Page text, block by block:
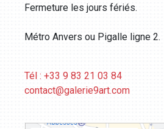
Fermeture les jours fériés.
Métro Anvers ou Pigalle ligne 2.
Tél : +33 9 83 21 03 84
contact@galerie9art.com